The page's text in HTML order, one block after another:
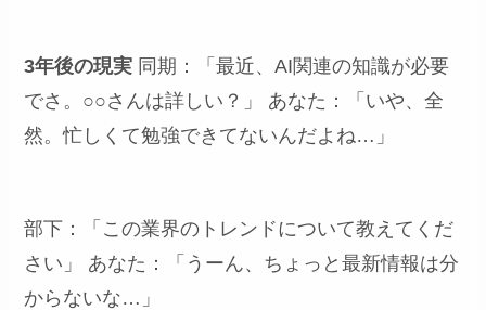
3年後の現実 同期：「最近、AI関連の知識が必要
でさ。○○さんは詳しい？」 あなた：「いや、全
然。忙しくて勉強できてないんだよね…」
部下：「この業界のトレンドについて教えてくだ
さい」 あなた：「うーん、ちょっと最新情報は分
からないな…」